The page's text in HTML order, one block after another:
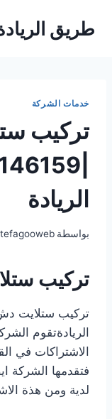
طريق
خدمات الشركة
تركيب
الريادة
بواسطة tefagooweb
تركيب
تركيب ستلايت
الريادةتقوم
الاشتراكات في
فتقدمها الشركة
لدية ومن هذة